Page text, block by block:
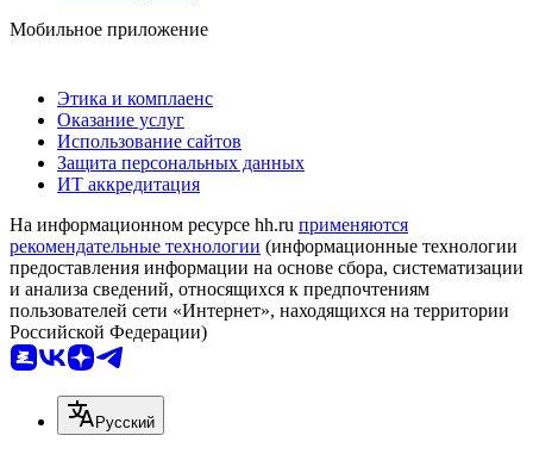
Мобильное приложение
Этика и комплаенс
Оказание услуг
Использование сайтов
Защита персональных данных
ИТ аккредитация
На информационном ресурсе hh.ru применяются
рекомендательные технологии (информационные технологии
предоставления информации на основе сбора, систематизации
и анализа сведений, относящихся к предпочтениям
пользователей сети «Интернет», находящихся на территории
Российской Федерации)
Русский